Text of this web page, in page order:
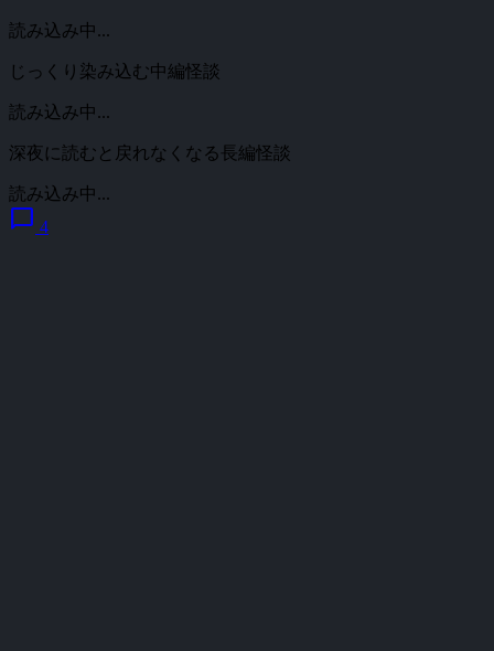
読み込み中...
じっくり染み込む中編怪談
読み込み中...
深夜に読むと戻れなくなる長編怪談
読み込み中...
chat_bubble 4